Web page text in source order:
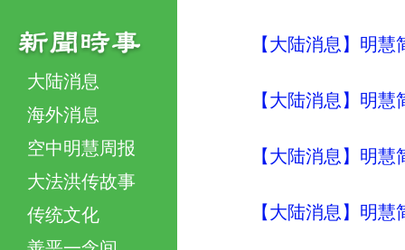
大陆消息
海外消息
空中明慧周报
大法洪传故事
传统文化
【大陆消息】明
【大陆消息】明
【大陆消息】明
【大陆消息】明